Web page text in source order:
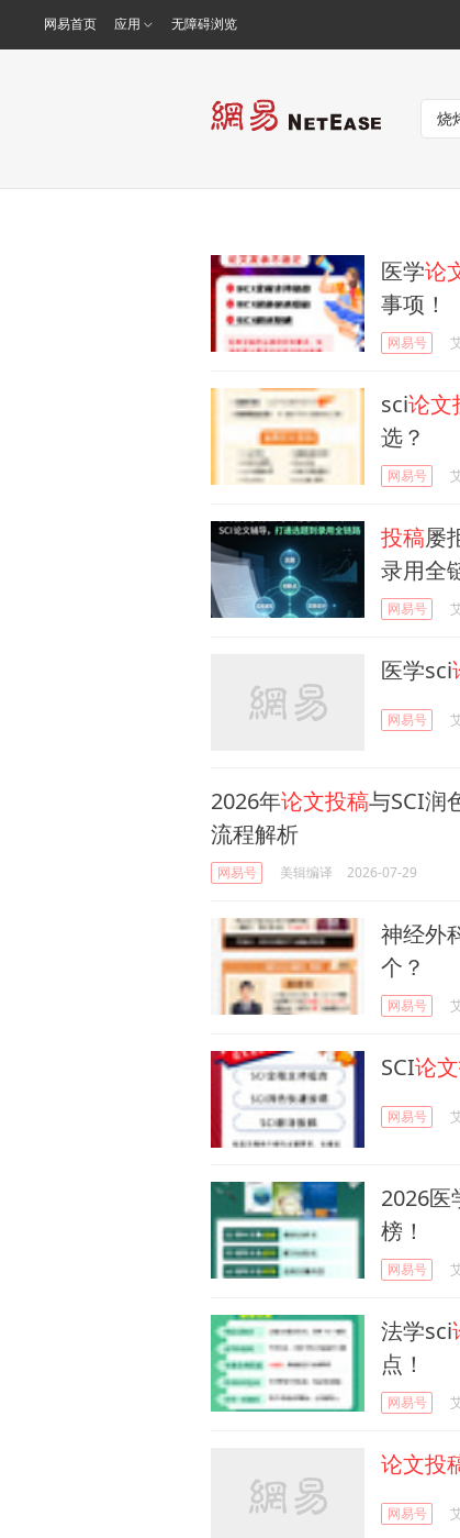
网易首页 应用 无障碍浏览
医学论
事项！
网易号
sci论文
选？
网易号
投稿屡
录用全
网易号
医学sci
网易号
2026年论文投稿与SCI润
流程解析
网易号 美辑编译 2026-07-29
神经外
个？
网易号
SCI论
网易号
2026医
榜！
网易号
法学sci
点！
网易号
论文投
网易号